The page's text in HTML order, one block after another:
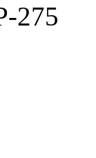
275